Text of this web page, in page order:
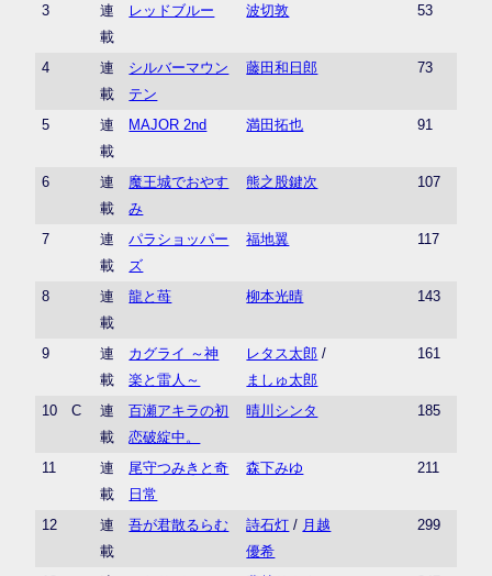
3
連
載
レッドブルー 波切敦 53
4
連
載
シルバーマウン
テン
藤田和日郎 73
5
連
載
MAJOR 2nd 満田拓也 91
6
連
載
魔王城でおやす
み
熊之股鍵次 107
7
連
載
パラショッパー
ズ
福地翼 117
8
連
載
龍と苺 柳本光晴 143
9
連
載
カグライ ～神
楽と雷人～
レタス太郎 /
ましゅ太郎
161
10 C
連
載
百瀬アキラの初
恋破綻中。
晴川シンタ 185
11
連
載
尾守つみきと奇
日常
森下みゆ 211
12
連
載
吾が君散るらむ 詩石灯 / 月越
優希
299